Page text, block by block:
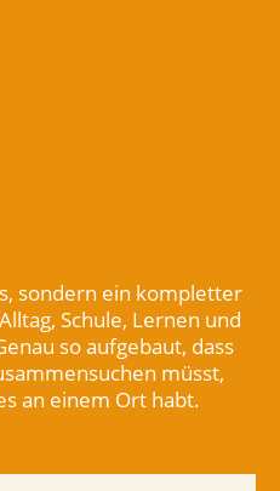
sondern ein kompletter
Schule, Lernen und
so aufgebaut, dass
müsst,
an einem Ort habt.